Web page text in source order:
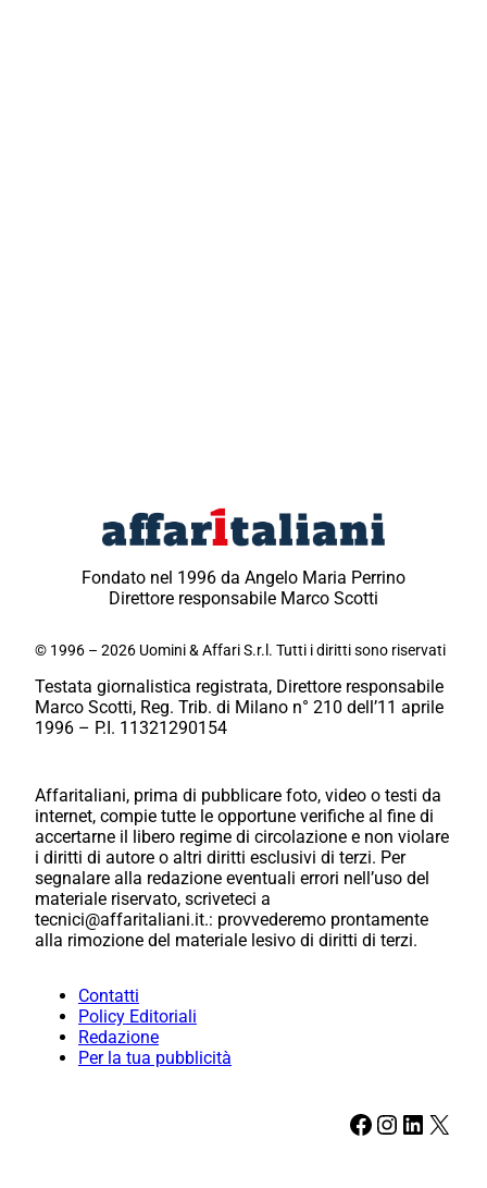
Fondato nel 1996 da Angelo Maria Perrino
Direttore responsabile Marco Scotti
© 1996 – 2026 Uomini & Affari S.r.l. Tutti i diritti sono riservati
Testata giornalistica registrata, Direttore responsabile
Marco Scotti, Reg. Trib. di Milano n° 210 dell’11 aprile
1996 – P.I. 11321290154
Affaritaliani, prima di pubblicare foto, video o testi da
internet, compie tutte le opportune verifiche al fine di
accertarne il libero regime di circolazione e non violare
i diritti di autore o altri diritti esclusivi di terzi. Per
segnalare alla redazione eventuali errori nell’uso del
materiale riservato, scriveteci a
tecnici@affaritaliani.it.: provvederemo prontamente
alla rimozione del materiale lesivo di diritti di terzi.
Contatti
Policy Editoriali
Redazione
Per la tua pubblicità
Facebook Instagram LinkedIn X